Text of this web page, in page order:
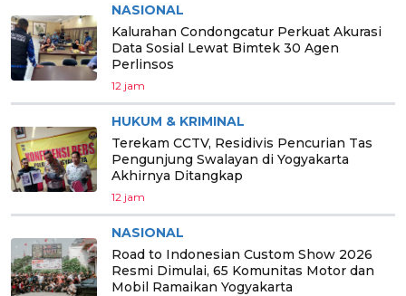
NASIONAL
Kalurahan Condongcatur Perkuat Akurasi
Data Sosial Lewat Bimtek 30 Agen
Perlinsos
12 jam
HUKUM & KRIMINAL
Terekam CCTV, Residivis Pencurian Tas
Pengunjung Swalayan di Yogyakarta
Akhirnya Ditangkap
12 jam
NASIONAL
Road to Indonesian Custom Show 2026
Resmi Dimulai, 65 Komunitas Motor dan
Mobil Ramaikan Yogyakarta